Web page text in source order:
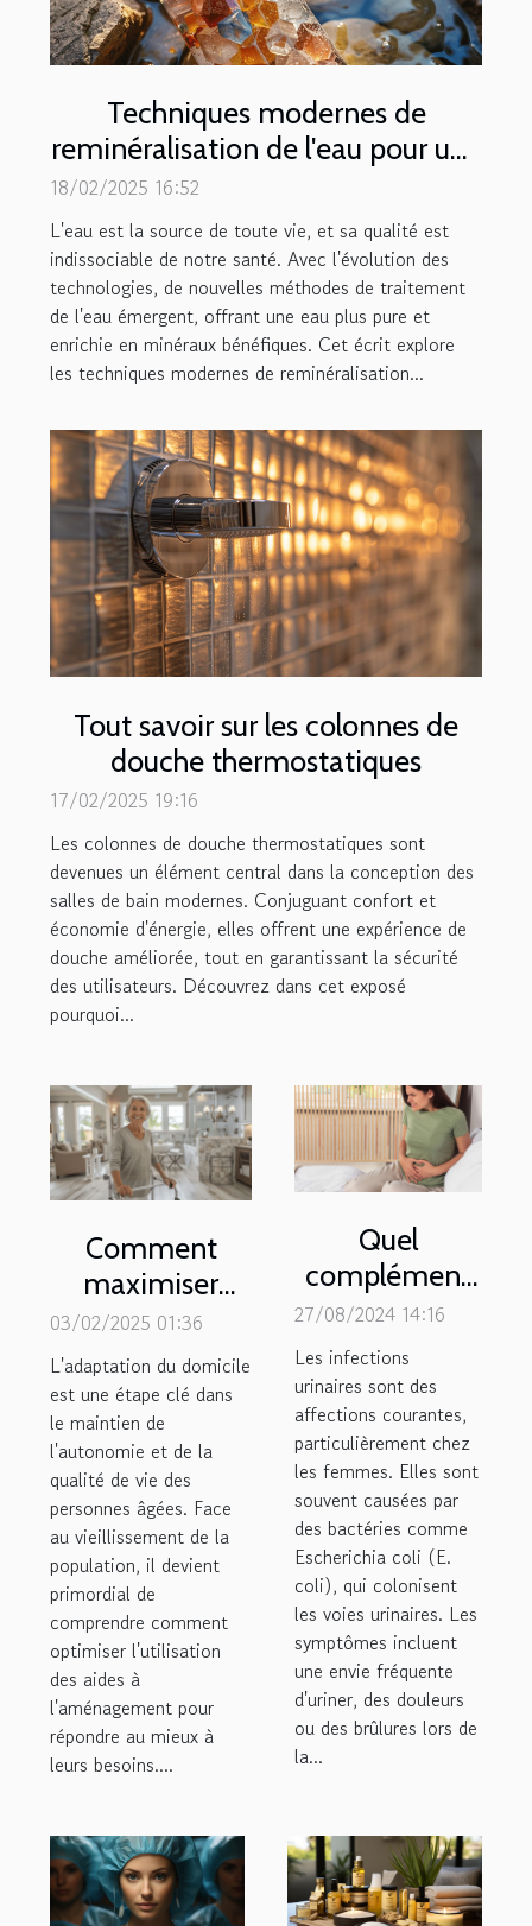
Techniques modernes de
reminéralisation de l'eau pour une
meilleure santé
18/02/2025 16:52
L'eau est la source de toute vie, et sa qualité est
indissociable de notre santé. Avec l'évolution des
technologies, de nouvelles méthodes de traitement
de l'eau émergent, offrant une eau plus pure et
enrichie en minéraux bénéfiques. Cet écrit explore
les techniques modernes de reminéralisation...
Tout savoir sur les colonnes de
douche thermostatiques
17/02/2025 19:16
Les colonnes de douche thermostatiques sont
devenues un élément central dans la conception des
salles de bain modernes. Conjuguant confort et
économie d'énergie, elles offrent une expérience de
douche améliorée, tout en garantissant la sécurité
des utilisateurs. Découvrez dans cet exposé
pourquoi...
Comment
maximiser
l'efficacité des
aides à
l'aménagement
pour les
personnes
âgées
03/02/2025 01:36
L'adaptation du domicile
est une étape clé dans
le maintien de
l'autonomie et de la
qualité de vie des
personnes âgées. Face
au vieillissement de la
population, il devient
primordial de
comprendre comment
optimiser l'utilisation
des aides à
l'aménagement pour
répondre au mieux à
leurs besoins....
Quel
complément
alimentaire
pour soulager
une infection
urinaire ?
27/08/2024 14:16
Les infections
urinaires sont des
affections courantes,
particulièrement chez
les femmes. Elles sont
souvent causées par
des bactéries comme
Escherichia coli (E.
coli), qui colonisent
les voies urinaires. Les
symptômes incluent
une envie fréquente
d'uriner, des douleurs
ou des brûlures lors de
la...